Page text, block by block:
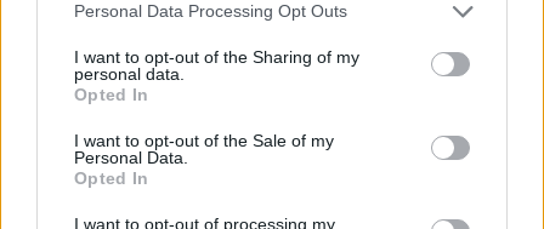
Personal Data Processing Opt Outs
I want to opt-out of the Sharing of my
personal data.
Opted In
I want to opt-out of the Sale of my
Personal Data.
Opted In
I want to opt-out of processing my
Székely Sport
Farul az FK Csíkszereda ellen